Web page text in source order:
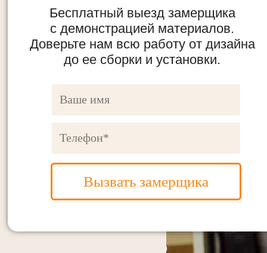
Бесплатный выезд замерщика
с демонстрацией материалов.
Доверьте нам всю работу от дизайна
до ее сборки и установки.
Вызвать замерщика